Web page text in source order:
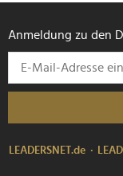
Anmeldung zu den
LEADERSNET.de